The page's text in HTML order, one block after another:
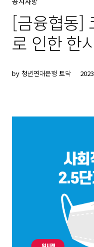
[금융협동]
로 인한 한
by 청년연대은행 토닥